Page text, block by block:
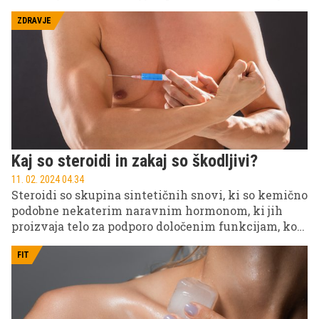
impulzov in ohranjanje ustrezne krvnega tlaka. A
obstaja tanka meja med ravno prav in preveč soli.
ZDRAVJE
Kaj so steroidi in zakaj so škodljivi?
11. 02. 2024 04.34
Steroidi so skupina sintetičnih snovi, ki so kemično
podobne nekaterim naravnim hormonom, ki jih
proizvaja telo za podporo določenim funkcijam, kot
FIT